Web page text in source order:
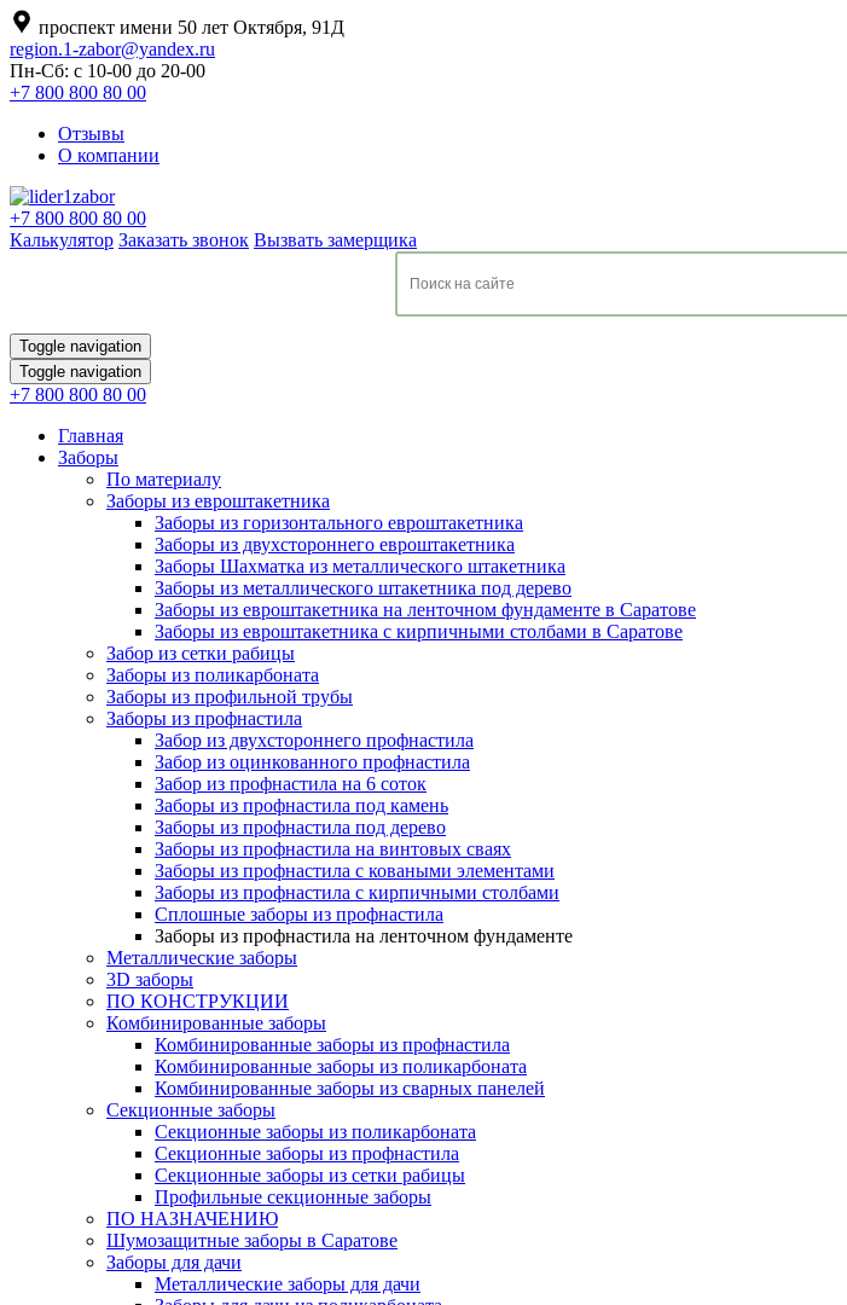
проспект имени 50 лет Октября, 91Д
region.1-zabor@yandex.ru
Пн-Сб: с 10-00 до 20-00
+7 800 800 80 00
Отзывы
О компании
+7 800 800 80 00
Калькулятор Заказать звонок Вызвать замерщика
Toggle navigation
Toggle navigation
+7 800 800 80 00
Главная
Заборы
По материалу
Заборы из евроштакетника
Заборы из горизонтального евроштакетника
Заборы из двухстороннего евроштакетника
Заборы Шахматка из металлического штакетника
Заборы из металлического штакетника под дерево
Заборы из евроштакетника на ленточном фундаменте в Саратове
Заборы из евроштакетника с кирпичными столбами в Саратове
Забор из сетки рабицы
Заборы из поликарбоната
Заборы из профильной трубы
Заборы из профнастила
Забор из двухстороннего профнастила
Забор из оцинкованного профнастила
Забор из профнастила на 6 соток
Заборы из профнастила под камень
Заборы из профнастила под дерево
Заборы из профнастила на винтовых сваях
Заборы из профнастила с коваными элементами
Заборы из профнастила с кирпичными столбами
Сплошные заборы из профнастила
Заборы из профнастила на ленточном фундаменте
Металлические заборы
3D заборы
ПО КОНСТРУКЦИИ
Комбинированные заборы
Комбинированные заборы из профнастила
Комбинированные заборы из поликарбоната
Комбинированные заборы из сварных панелей
Секционные заборы
Секционные заборы из поликарбоната
Секционные заборы из профнастила
Секционные заборы из сетки рабицы
Профильные секционные заборы
ПО НАЗНАЧЕНИЮ
Шумозащитные заборы в Саратове
Заборы для дачи
Металлические заборы для дачи